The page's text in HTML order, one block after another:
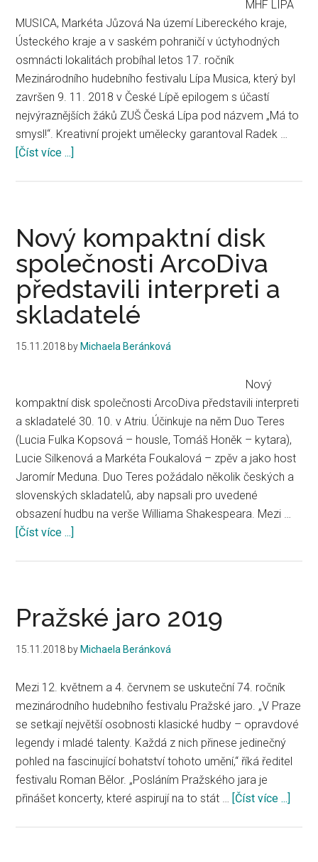
MHF LÍPA
MUSICA, Markéta Jůzová Na území Libereckého kraje,
Ústeckého kraje a v saském pohraničí v úctyhodných
osmnácti lokalitách probíhal letos 17. ročník
Mezinárodního hudebního festivalu Lípa Musica, který byl
završen 9. 11. 2018 v České Lípě epilogem s účastí
nejvýraznějších žáků ZUŠ Česká Lípa pod názvem „Má to
smysl!“. Kreativní projekt umělecky garantoval Radek …
[Číst více ...]
dialog
Nový kompaktní disk
společnosti ArcoDiva
představili interpreti a
skladatelé
15.11.2018 by Michaela Beránková
Nový
kompaktní disk společnosti ArcoDiva představili interpreti
a skladatelé 30. 10. v Atriu. Účinkuje na něm Duo Teres
(Lucia Fulka Kopsová – housle, Tomáš Honěk – kytara),
Lucie Silkenová a Markéta Foukalová – zpěv a jako host
Jaromír Meduna. Duo Teres požádalo několik českých a
slovenských skladatelů, aby napsali pro uvedené
obsazení hudbu na verše Williama Shakespeara. Mezi …
[Číst více ...]
společnosti
ArcoDiva
představili
a
skladatelé
Pražské jaro 2019
15.11.2018 by Michaela Beránková
Mezi 12. květnem a 4. červnem se uskuteční 74. ročník
mezinárodního hudebního festivalu Pražské jaro. „V Praze
se setkají největší osobnosti klasické hudby – opravdové
legendy i mladé talenty. Každá z nich přinese jedinečný
pohled na fascinující bohatství tohoto umění,“ říká ředitel
festivalu Roman Bělor. „Posláním Pražského jara je
přinášet koncerty, které aspirují na to stát … [Číst více ...]